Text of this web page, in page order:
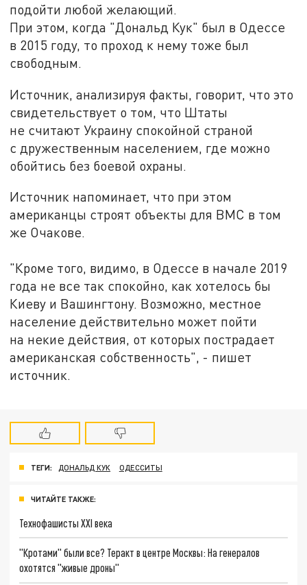
подойти любой желающий.
При этом, когда "Дональд Кук" был в Одессе
в 2015 году, то проход к нему тоже был
свободным.
Источник, анализируя факты, говорит, что это
свидетельствует о том, что Штаты
не считают Украину спокойной страной
с дружественным населением, где можно
обойтись без боевой охраны.
Источник напоминает, что при этом
американцы строят объекты для ВМС в том
же Очакове.
"Кроме того, видимо, в Одессе в начале 2019
года не все так спокойно, как хотелось бы
Киеву и Вашингтону. Возможно, местное
население действительно может пойти
на некие действия, от которых пострадает
американская собственность", - пишет
источник.
ТЕГИ: ДОНАЛЬД КУК ОДЕССИТЫ
ЧИТАЙТЕ ТАКЖЕ:
Технофашисты XXI века
"Кротами" были все? Теракт в центре Москвы: На генералов
охотятся "живые дроны"